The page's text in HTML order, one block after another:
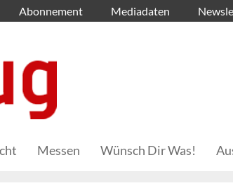
Abonnement Mediadaten
Messen Wünsch Dir Was!